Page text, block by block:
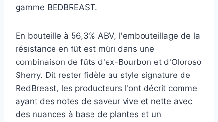
gamme BEDBREAST.
En bouteille à 56,3% ABV, l'embouteillage de la
résistance en fût est mûri dans une
combinaison de fûts d'ex-Bourbon et d'Oloroso
Sherry. Dit rester fidèle au style signature de
RedBreast, les producteurs l'ont décrit comme
ayant des notes de saveur vive et nette avec
des nuances à base de plantes et un